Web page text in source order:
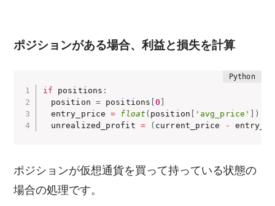
ポジションがある場合、利益と損失を計算
if positions :
position = positions [0 ]
entry_price = float ( position [ 'avg_price' ] )
unrealized_profit = ( current_price -
ポジションが仮想通貨を買って持っている状態の
場合の処理です。